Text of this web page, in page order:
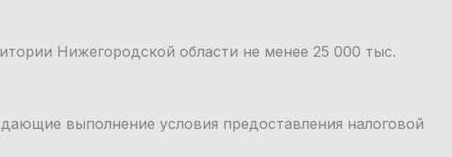
Нижегородской области не менее 25 000 тыс.
выполнение условия предоставления налоговой